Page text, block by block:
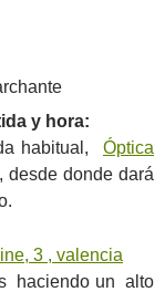
y hora:
habitual, Óptica
donde dará
haciendo un alto